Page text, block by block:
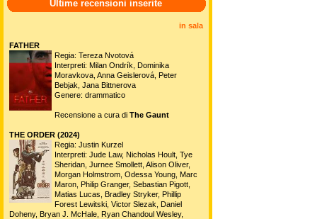
Ultime recensioni inserite
in sala
FATHER
Regia: Tereza Nvotová
Interpreti: Milan Ondrík, Dominika
Moravkova, Anna Geislerová, Peter
Bebjak, Jana Bittnerova
Genere: drammatico
Recensione a cura di The Gaunt
THE ORDER (2024)
Regia: Justin Kurzel
Interpreti: Jude Law, Nicholas Hoult, Tye
Sheridan, Jurnee Smollett, Alison Oliver,
Morgan Holmstrom, Odessa Young, Marc
Maron, Philip Granger, Sebastian Pigott,
Matias Lucas, Bradley Stryker, Phillip
Forest Lewitski, Victor Slezak, Daniel
Doheny, Bryan J. McHale, Ryan Chandoul Wesley,